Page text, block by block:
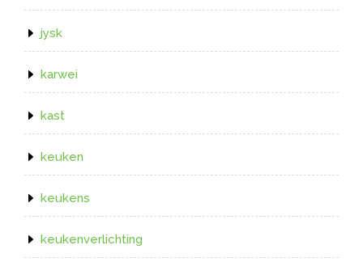
jysk
karwei
kast
keuken
keukens
keukenverlichting